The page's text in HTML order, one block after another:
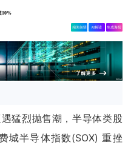
10%
相关舆情 AI解读 生成海报
猛烈抛售潮，半导体类股
城半导体指数(SOX) 重挫